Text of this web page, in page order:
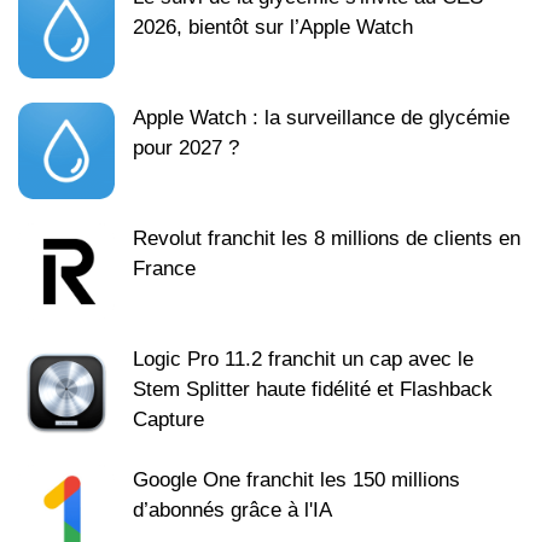
2026, bientôt sur l’Apple Watch
Apple Watch : la surveillance de glycémie
pour 2027 ?
Revolut franchit les 8 millions de clients en
France
Logic Pro 11.2 franchit un cap avec le
Stem Splitter haute fidélité et Flashback
Capture
Google One franchit les 150 millions
d’abonnés grâce à l'IA